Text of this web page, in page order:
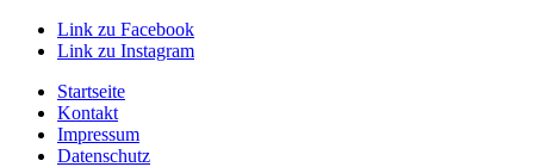
Link zu Facebook
Link zu Instagram
Startseite
Kontakt
Impressum
Datenschutz